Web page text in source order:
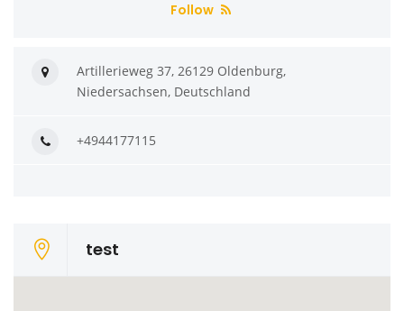
Follow
Artillerieweg 37, 26129 Oldenburg,
Niedersachsen, Deutschland
+4944177115
test